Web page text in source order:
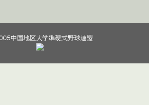
中国地区大学準硬式野球連盟